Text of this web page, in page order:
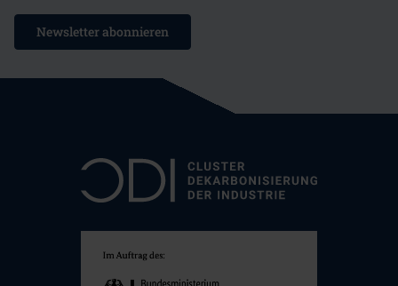
Newsletter abonnieren